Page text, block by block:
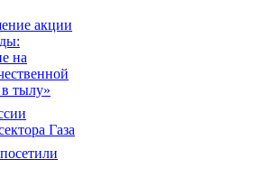
акции
на
тылу»
Газа